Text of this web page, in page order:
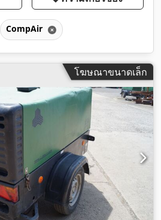
CompAir
โฆษณาขนาดเล็ก